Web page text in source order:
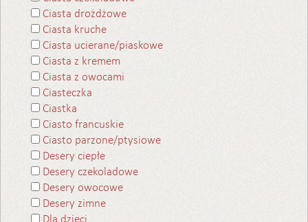
Ciasta drożdżowe
Ciasta kruche
Ciasta ucierane/piaskowe
Ciasta z kremem
Ciasta z owocami
Ciasteczka
Ciastka
Ciasto francuskie
Ciasto parzone/ptysiowe
Desery ciepłe
Desery czekoladowe
Desery owocowe
Desery zimne
Dla dzieci